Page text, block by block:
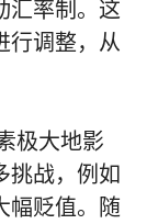
汇率制。这
行调整，从
极大地影
挑战，例如
幅贬值。随